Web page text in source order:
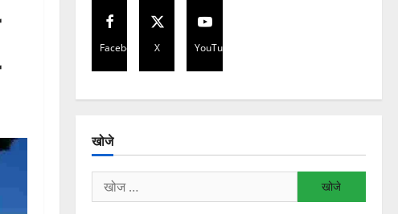
Facebook X YouTube
खोजे
निम्न
को